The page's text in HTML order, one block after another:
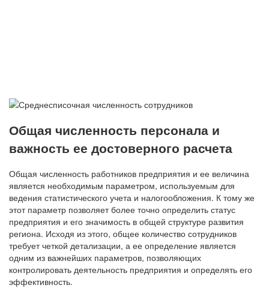
Общая численность персонала и
важность ее достоверного расчета
Общая численность работников предприятия и ее величина
является необходимым параметром, используемым для
ведения статистического учета и налогообложения. К тому же
этот параметр позволяет более точно определить статус
предприятия и его значимость в общей структуре развития
региона. Исходя из этого, общее количество сотрудников
требует четкой детализации, а ее определение является
одним из важнейших параметров, позволяющих
контролировать деятельность предприятия и определять его
эффективность.